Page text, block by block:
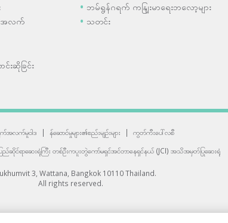
အလက်
ဆိုခြင်း
ဘမ်ရွန်ဂရက် ကနျြးမာရေးဘလော့များ
သတင်း
အလက်မူဝါဒ | န်ဆောင်မှုများ၏စည်းမျဉ်းများ |
ကွတ်ကီးပေါ်လစီ
ဆိုင်ရာဆေးရုံကြီး တစ်ဦးကပူးတွဲကော်မရှင်အင်တာနေရှင်နယ် (JCI) အသိအမှတ်ပြုဆေးရုံ
3, Wattana, Bangkok 10110 Thailand.
All rights reserved.